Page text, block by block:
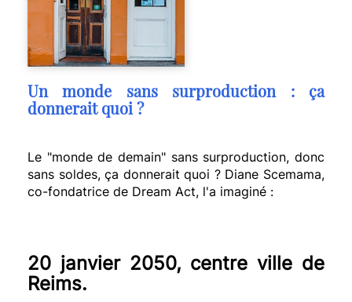
Un monde sans surproduction : ça
donnerait quoi ?
Le "monde de demain" sans surproduction, donc
sans soldes, ça donnerait quoi ? Diane Scemama,
co-fondatrice de Dream Act, l'a imaginé :⁠
20 janvier 2050, centre ville de
Reims.